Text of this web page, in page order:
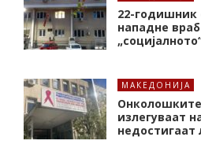
22-годишник
нападне
МАКЕДОНИЈА
излегуваат
недостигаат